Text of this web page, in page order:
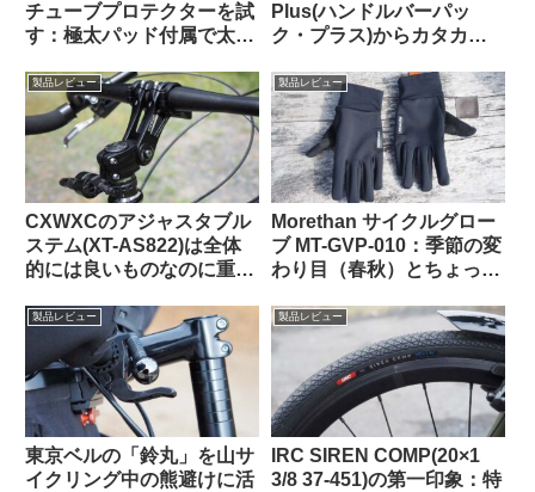
チューブプロテクターを試
す：極太パッド付属で太め
【rin project製品との比較
も】
Plus(ハンドルバーパッ
ク・プラス)からカタカタ
はこれだった【豆感想】
製品レビュー
CXWXCのアジャスタブル
ステム(XT-AS822)は全体
的には良いものなのに重大
も惜しい
製品レビュー
Morethan サイクルグロー
ブ MT-GVP-010：季節の変
わり目（春秋）とちょっと
製品レビュー
東京ベルの「鈴丸」を山サ
イクリング中の熊避けに活
製品レビュー
IRC SIREN COMP(20×1
3/8 37-451)の第一印象：特